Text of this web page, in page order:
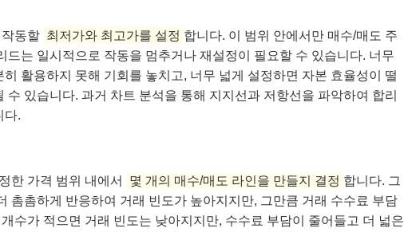
동할 최저가와 최고가를 설정 합니다. 이 범위 안에서만 매수/매도 주
드는 일시적으로 작동을 멈추거나 재설정이 필요할 수 있습니다. 너무
활용하지 못해 기회를 놓치고, 너무 넓게 설정하면 자본 효율성이 떨
있습니다. 과거 차트 분석을 통해 지지선과 저항선을 파악하여 합리
다.
한 가격 범위 내에서 몇 개의 매수/매도 라인을 만들지 결정 합니다. 그
촘촘하게 반응하여 거래 빈도가 높아지지만, 그만큼 거래 수수료 부담
수가 적으면 거래 빈도는 낮아지지만, 수수료 부담이 줄어들고 더 넓은